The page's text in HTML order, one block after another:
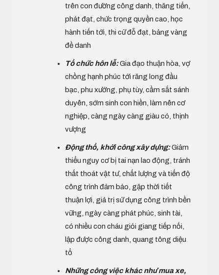
trên con đường công danh, thăng tiến,
phát đạt, chức trọng quyền cao, học
hành tiến tới, thi cử đỗ đạt, bảng vàng
đề danh
Tổ chức hôn lễ:Gia đạo thuận hòa, vợ
chồng hạnh phúc tới răng long đầu
bạc, phu xướng, phụ tùy, cầm sắt sánh
duyên, sớm sinh con hiền, làm nên cơ
nghiệp, càng ngày càng giàu có, thịnh
vượng
Động thổ, khởi công xây dựng:Giảm
thiểu nguy cơ bị tai nạn lao động, tránh
thất thoát vật tư, chất lượng và tiến độ
công trình đảm bảo, gặp thời tiết
thuận lợi, giá trị sử dụng công trình bền
vững, ngày càng phát phúc, sinh tài,
có nhiều con cháu giỏi giang tiếp nối,
lập được công danh, quang tông diệu
tổ
Những công việc khác như mua xe,